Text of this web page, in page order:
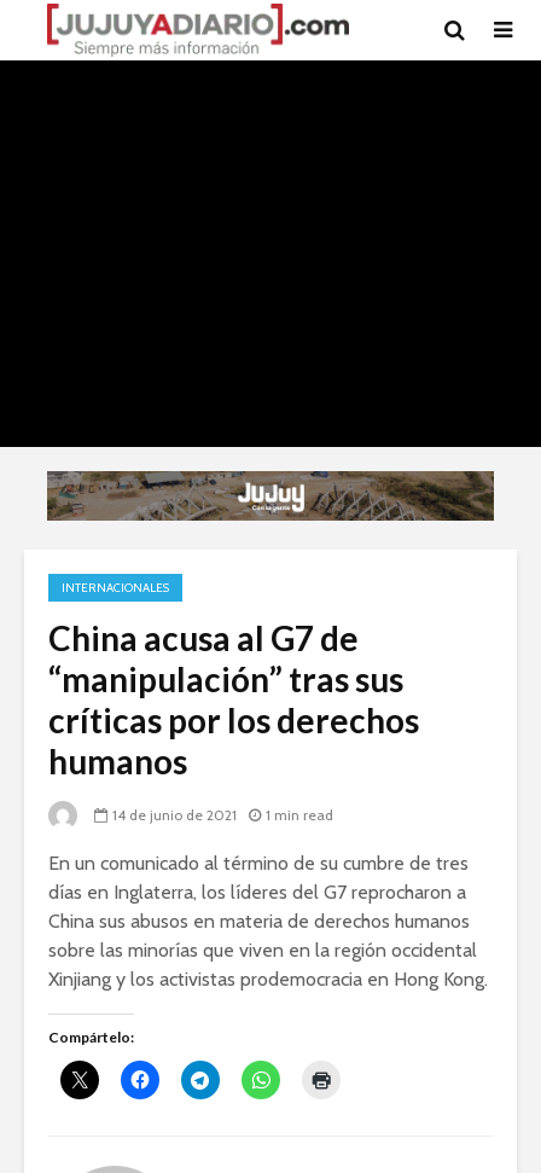
INTERNACIONALES
China acusa al G7 de
“manipulación” tras sus
críticas por los derechos
humanos
14 de junio de 2021 1 min read
En un comunicado al término de su cumbre de tres
días en Inglaterra, los líderes del G7 reprocharon a
China sus abusos en materia de derechos humanos
sobre las minorías que viven en la región occidental
Xinjiang y los activistas prodemocracia en Hong Kong.
Compártelo: